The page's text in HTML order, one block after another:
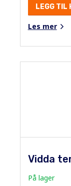
LEGG TIL
Les mer
Vidda
På lager